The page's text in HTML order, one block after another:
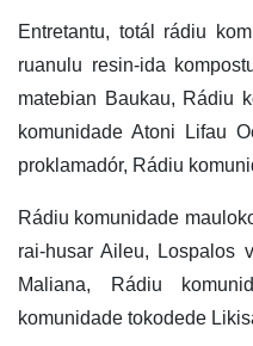
Entretantu, totál rádiu
ruanulu resin-ida
matebian Baukau, Rádiu
komunidade Atoni Lifau
proklamadór, Rádiu
Rádiu komunidade
rai-husar Aileu, Lospalos
Maliana, Rádiu
komunidade tokodede